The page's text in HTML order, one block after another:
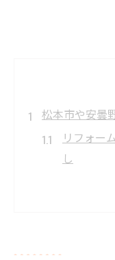
松本市や安曇
リフォー
し